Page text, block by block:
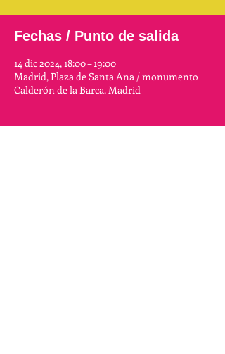
Fechas / Punto de salida
14 dic 2024, 18:00 – 19:00
Madrid, Plaza de Santa Ana / monumento
Calderón de la Barca. Madrid